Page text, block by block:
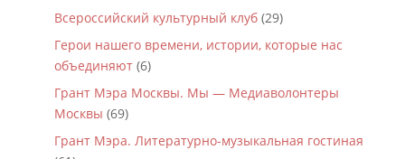
Всероссийский культурный клуб(29)
Герои нашего времени, истории, которые нас
объединяют(6)
Грант Мэра Москвы. Мы — Медиаволонтеры
Москвы (69)
Грант Мэра. Литературно-музыкальная гостиная